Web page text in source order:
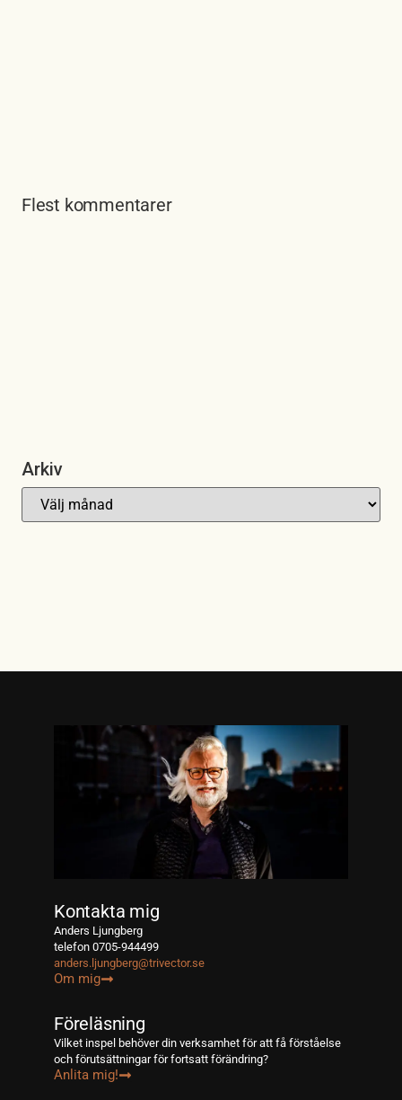
Flest kommentarer
Arkiv
Kontakta mig
Anders Ljungberg
telefon 0705-944499
anders.ljungberg@trivector.se
Om mig
Föreläsning
Vilket inspel behöver din verksamhet för att få förståelse
och förutsättningar för fortsatt förändring?
Anlita mig!